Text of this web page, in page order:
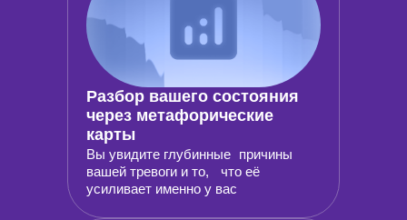
Разбор вашего состояния
через метафорические
карты
Вы увидите глубинные причины
вашей тревоги и то, что её
усиливает именно у вас